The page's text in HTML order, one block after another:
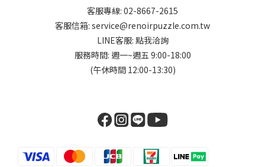
客服專線: 02-8667-2615
客服信箱: service@renoirpuzzle.com.tw
LINE客服: 點我洽詢
服務時間: 週一~週五 9:00-18:00
(午休時間 12:00-13:30)